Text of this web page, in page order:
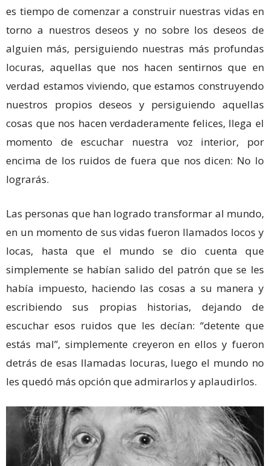
es tiempo de comenzar a construir nuestras vidas en
torno a nuestros deseos y no sobre los deseos de
alguien más, persiguiendo nuestras más profundas
locuras, aquellas que nos hacen sentirnos que en
verdad estamos viviendo, que estamos construyendo
nuestros propios deseos y persiguiendo aquellas
cosas que nos hacen verdaderamente felices, llega el
momento de escuchar nuestra voz interior, por
encima de los ruidos de fuera que nos dicen: No lo
lograrás.
Las personas que han logrado transformar al mundo,
en un momento de sus vidas fueron llamados locos y
locas, hasta que el mundo se dio cuenta que
simplemente se habían salido del patrón que se les
había impuesto, haciendo las cosas a su manera y
escribiendo sus propias historias, dejando de
escuchar esos ruidos que les decían: “detente que
estás mal”, simplemente creyeron en ellos y fueron
detrás de esas llamadas locuras, luego el mundo no
les quedó más opción que admirarlos y aplaudirlos.